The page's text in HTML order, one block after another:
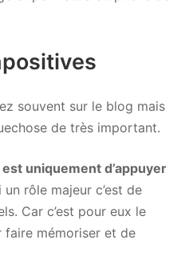
souvent sur le blog mais
de très important.
uniquement d’appuyer
un rôle majeur c’est de
Car c’est pour eux le
faire mémoriser et de